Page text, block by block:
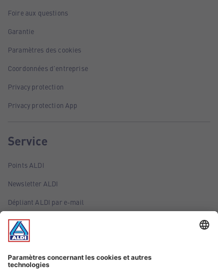
Foire aux questions
Garantie
Paramètres des cookies
Coordonnées d'entreprise
Privacy protection
Privacy protection App
Service
Points ALDI
Newsletter ALDI
Dépliant ALDI par e-mail
Offres
Infos essentielles